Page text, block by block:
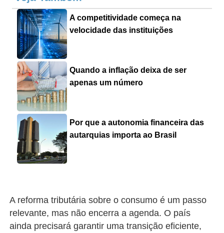
A competitividade começa na
velocidade das instituições
Quando a inflação deixa de ser
apenas um número
Por que a autonomia financeira das
autarquias importa ao Brasil
A reforma tributária sobre o consumo é um passo
relevante, mas não encerra a agenda. O país
ainda precisará garantir uma transição eficiente,